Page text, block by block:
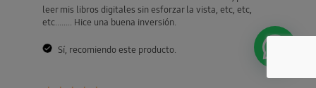
leer mis libros digitales sin esforzar la vista, etc, etc,
etc........ Hice una buena inversión.
Sí, recomiendo este producto.